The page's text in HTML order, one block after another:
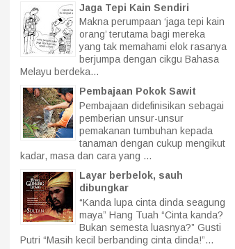
Jaga Tepi Kain Sendiri
Makna perumpaan ‘jaga tepi kain
orang’ terutama bagi mereka
yang tak memahami elok rasanya
berjumpa dengan cikgu Bahasa
Melayu berdeka...
Pembajaan Pokok Sawit
Pembajaan didefinisikan sebagai
pemberian unsur-unsur
pemakanan tumbuhan kepada
tanaman dengan cukup mengikut
kadar, masa dan cara yang ...
Layar berbelok, sauh
dibungkar
“Kanda lupa cinta dinda seagung
maya” Hang Tuah “Cinta kanda?
Bukan semesta luasnya?” Gusti
Putri “Masih kecil berbanding cinta dinda!”...